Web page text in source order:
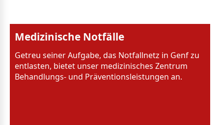
Medizinische Notfälle
Getreu seiner Aufgabe, das Notfallnetz in Genf zu
entlasten, bietet unser medizinisches Zentrum
Behandlungs- und Präventionsleistungen an.